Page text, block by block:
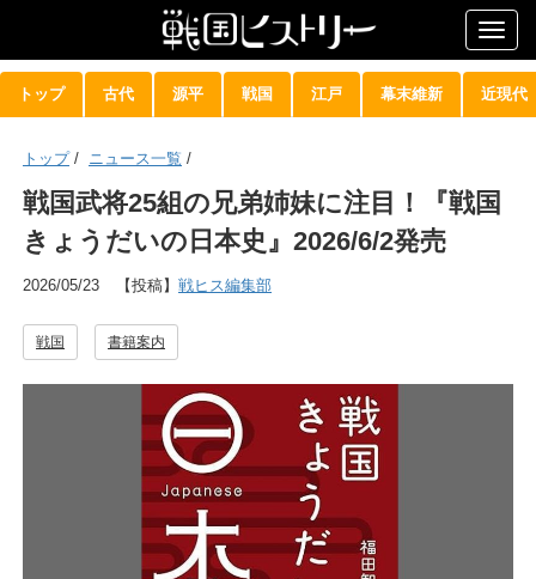
トップ 古代 源平 戦国 江戸 幕末維新 近現代
トップ / ニュース一覧 /
戦国武将25組の兄弟姉妹に注目！『戦国
きょうだいの日本史』2026/6/2発売
2026/05/23 【投稿】 戦ヒス編集部
戦国 書籍案内